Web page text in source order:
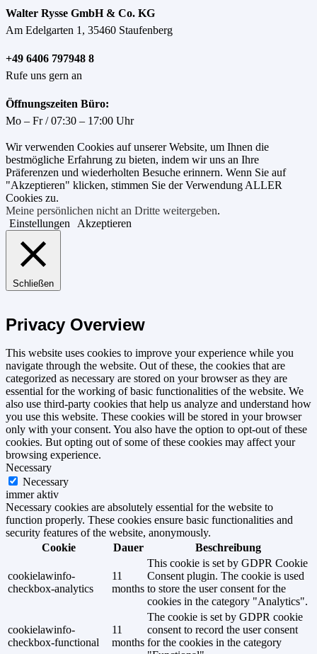
Walter Rysse GmbH & Co. KG
Am Edelgarten 1, 35460 Staufenberg
+49 6406 797948 8
Rufe uns gern an
Öffnungszeiten Büro:
Mo – Fr / 07:30 – 17:00 Uhr
Wir verwenden Cookies auf unserer Website, um Ihnen die
bestmögliche Erfahrung zu bieten, indem wir uns an Ihre
Präferenzen und wiederholten Besuche erinnern. Wenn Sie auf
"Akzeptieren" klicken, stimmen Sie der Verwendung ALLER
Cookies zu.
Meine persönlichen nicht an Dritte weitergeben.
Einstellungen
Akzeptieren
Schließen
Privacy Overview
This website uses cookies to improve your experience while you
navigate through the website. Out of these, the cookies that are
categorized as necessary are stored on your browser as they are
essential for the working of basic functionalities of the website. We
also use third-party cookies that help us analyze and understand how
you use this website. These cookies will be stored in your browser
only with your consent. You also have the option to opt-out of these
cookies. But opting out of some of these cookies may affect your
browsing experience.
Necessary
Necessary
immer aktiv
Necessary cookies are absolutely essential for the website to
function properly. These cookies ensure basic functionalities and
security features of the website, anonymously.
Cookie
Dauer Beschreibung
cookielawinfo-
checkbox-analytics
11
months
This cookie is set by GDPR Cookie
Consent plugin. The cookie is used
to store the user consent for the
cookies in the category "Analytics".
cookielawinfo-
checkbox-functional
11
months
The cookie is set by GDPR cookie
consent to record the user consent
for the cookies in the category